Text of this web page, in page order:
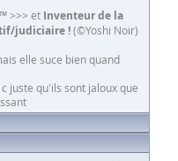
>>> et Inventeur de la
judiciaire !(©Yoshi Noir)
elle suce bien quand
juste qu'ils sont jaloux que